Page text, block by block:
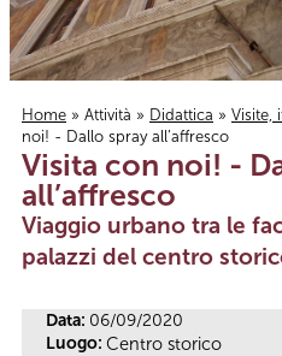
Tu sei qui
Home » Attività » Didattica » Visite,
noi! - Dallo spray all’affresco
Visita con noi! -
all’affresco
Viaggio urbano tra le
palazzi del centro
Data: 06/09/2020
Luogo: Centro storico